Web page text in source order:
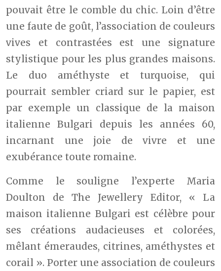
pouvait être le comble du chic. Loin d’être
une faute de goût, l’association de couleurs
vives et contrastées est une signature
stylistique pour les plus grandes maisons.
Le duo améthyste et turquoise, qui
pourrait sembler criard sur le papier, est
par exemple un classique de la maison
italienne Bulgari depuis les années 60,
incarnant une joie de vivre et une
exubérance toute romaine.
Comme le souligne l’experte Maria
Doulton de The Jewellery Editor, « La
maison italienne Bulgari est célèbre pour
ses créations audacieuses et colorées,
mêlant émeraudes, citrines, améthystes et
corail ». Porter une association de couleurs